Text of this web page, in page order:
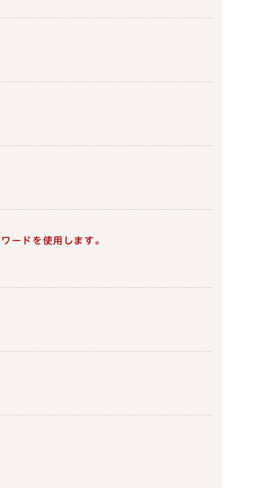
ードを使用します。